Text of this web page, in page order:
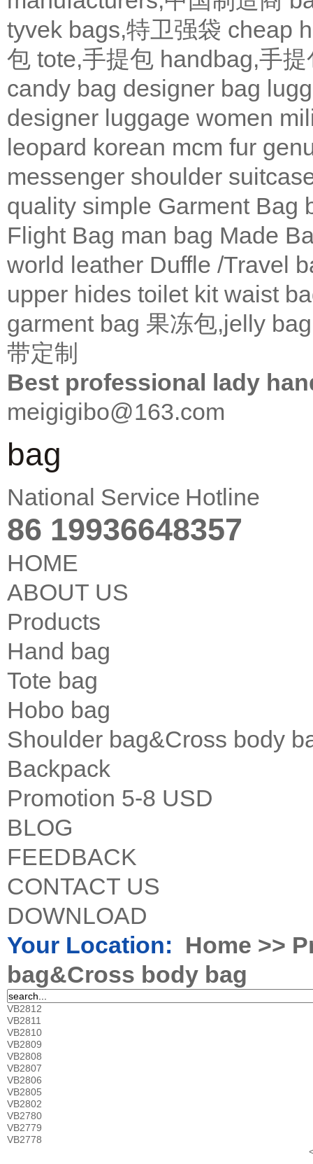
tyvek bags,特卫强袋 cheap
包 tote,手提包 handbag,手提
candy bag designer bag
designer luggage women
leopard korean mcm fur
messenger shoulder
quality simple Garment Bag
Flight Bag man bag Made
world leather Duffle /Travel
upper hides toilet kit waist
garment bag 果冻包,jelly bag
带定制
Best professional lady
meigigibo@163.com
bag
National Service Hotline
86 19936648357
HOME
ABOUT US
Products
Hand bag
Tote bag
Hobo bag
Shoulder bag&Cross body
Backpack
Promotion 5-8 USD
BLOG
FEEDBACK
CONTACT US
DOWNLOAD
Your Location: Home >>
bag&Cross body bag
VB2812
VB2811
VB2810
VB2809
VB2808
VB2807
VB2806
VB2805
VB2802
VB2780
VB2779
VB2778